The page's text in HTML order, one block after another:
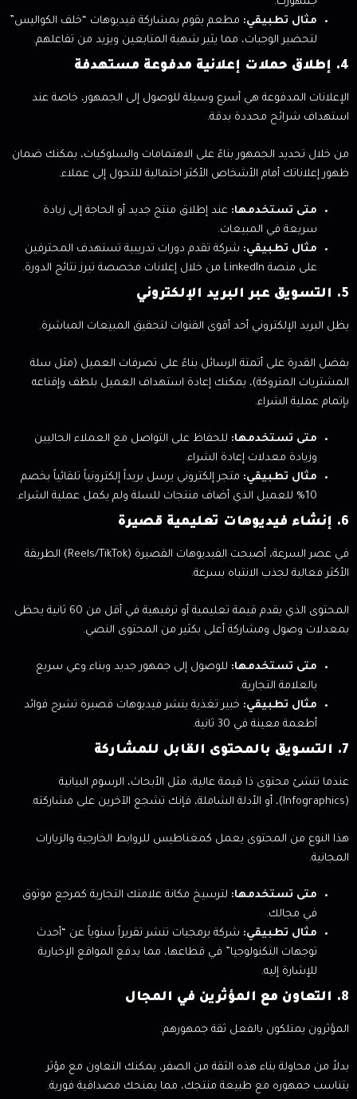
مثال تطبيقي: مطعم يقوم بمشاركة فيديوهات “خلف الكواليس”
لتحضير الوجبات، مما يثير شهية المتابعين ويزيد من تفاعلهم.
4. إطلاق حملات إعلانية مدفوعة مستهدفة
الإعلانات المدفوعة هي أسرع وسيلة للوصول إلى الجمهور، خاصة عند
استهداف شرائح محددة بدقة.
من خلال تحديد الجمهور بناءً على الاهتمامات والسلوكيات، يمكنك ضمان
ظهور إعلاناتك أمام الأشخاص الأكثر احتمالية للتحول إلى عملاء.
متى تستخدمها: عند إطلاق منتج جديد أو الحاجة إلى زيادة
سريعة في المبيعات.
مثال تطبيقي: شركة تقدم دورات تدريبية تستهدف المحترفين
على منصة LinkedIn من خلال إعلانات مخصصة تبرز نتائج الدورة.
5. التسويق عبر البريد الإلكتروني
يظل البريد الإلكتروني أحد أقوى القنوات لتحقيق المبيعات المباشرة.
بفضل القدرة على أتمتة الرسائل بناءً على تصرفات العميل (مثل سلة
المشتريات المتروكة)، يمكنك إعادة استهداف العميل بلطف وإقناعه
بإتمام عملية الشراء.
متى تستخدمها: للحفاظ على التواصل مع العملاء الحاليين
وزيادة معدلات إعادة الشراء.
مثال تطبيقي: متجر إلكتروني يرسل بريداً إلكترونياً تلقائياً بخصم
10% للعميل الذي أضاف منتجات للسلة ولم يكمل عملية الشراء.
6. إنشاء فيديوهات تعليمية قصيرة
في عصر السرعة، أصبحت الفيديوهات القصيرة (Reels/TikTok) الطريقة
الأكثر فعالية لجذب الانتباه بسرعة.
المحتوى الذي يقدم قيمة تعليمية أو ترفيهية في أقل من 60 ثانية يحظى
بمعدلات وصول ومشاركة أعلى بكثير من المحتوى النصي.
متى تستخدمها: للوصول إلى جمهور جديد وبناء وعي سريع
بالعلامة التجارية.
مثال تطبيقي: خبير تغذية ينشر فيديوهات قصيرة تشرح فوائد
أطعمة معينة في 30 ثانية.
7. التسويق بالمحتوى القابل للمشاركة
عندما تنشئ محتوى ذا قيمة عالية، مثل الأبحاث، الرسوم البيانية
(Infographics)، أو الأدلة الشاملة، فإنك تشجع الآخرين على مشاركته.
هذا النوع من المحتوى يعمل كمغناطيس للروابط الخارجية والزيارات
المجانية.
متى تستخدمها: لترسيخ مكانة علامتك التجارية كمرجع موثوق
في مجالك.
مثال تطبيقي: شركة برمجيات تنشر تقريراً سنوياً عن “أحدث
توجهات التكنولوجيا” في قطاعها، مما يدفع المواقع الإخبارية
للإشارة إليه.
8. التعاون مع المؤثرين في المجال
المؤثرون يمتلكون بالفعل ثقة جمهورهم.
بدلاً من محاولة بناء هذه الثقة من الصفر، يمكنك التعاون مع مؤثر
يتناسب جمهوره مع طبيعة منتجك، مما يمنحك مصداقية فورية.